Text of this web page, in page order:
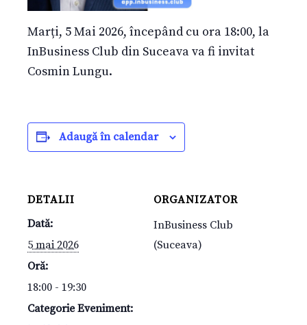
Marți, 5 Mai 2026, începând cu ora 18:00, la
InBusiness Club din Suceava va fi invitat
Cosmin Lungu.
Adaugă în calendar
DETALII
Dată:
5 mai 2026
Oră:
18:00 - 19:30
Categorie Eveniment:
ORGANIZATOR
InBusiness Club
(Suceava)